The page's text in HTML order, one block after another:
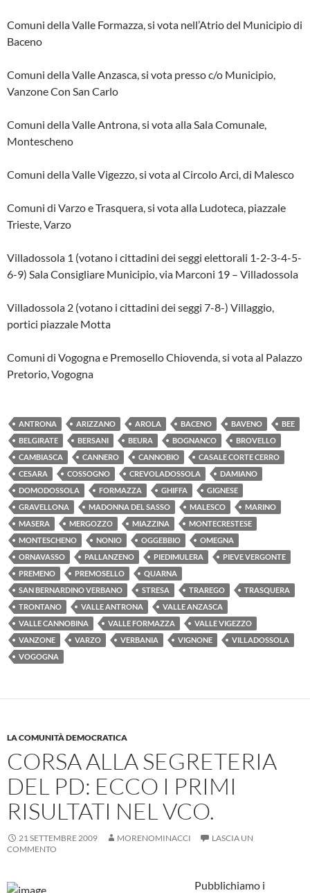
Comuni della Valle Formazza, si vota nell’Atrio del Municipio di
Baceno
Comuni della Valle Anzasca, si vota presso c/o Municipio,
Vanzone Con San Carlo
Comuni della Valle Antrona, si vota alla Sala Comunale,
Montescheno
Comuni della Valle Vigezzo, si vota al Circolo Arci, di Malesco
Comuni di Varzo e Trasquera, si vota alla Ludoteca, piazzale
Trieste, Varzo
Villadossola 1 (votano i cittadini dei seggi elettorali 1-2-3-4-5-
6-9) Sala Consigliare Municipio, via Marconi 19 – Villadossola
Villadossola 2 (votano i cittadini dei seggi 7-8-) Villaggio,
portici piazzale Motta
Comuni di Vogogna e Premosello Chiovenda, si vota al Palazzo
Pretorio, Vogogna
ANTRONA ARIZZANO AROLA BACENO BAVENO
BEE
BELGIRATE
BERSANI BEURA BOGNANCO
BROVELLO
CAMBIASCA
CANNERO CANNOBIO
CASALE CORTE CERRO
CESARA
COSSOGNO CREVOLADOSSOLA
DAMIANO
DOMODOSSOLA
FORMAZZA GHIFFA
GIGNESE
GRAVELLONA
MADONNA DEL SASSO MALESCO
MARINO
MASERA
MERGOZZO MIAZZINA
MONTECRESTESE
MONTESCHENO
NONIO OGGEBBIO
OMEGNA
ORNAVASSO
PALLANZENO PIEDIMULERA
PIEVE VERGONTE
PREMENO
PREMOSELLO
QUARNA
SAN BERNARDINO VERBANO
STRESA TRAREGO
TRASQUERA
TRONTANO
VALLE ANTRONA
VALLE ANZASCA
VALLE CANNOBINA
VALLE FORMAZZA
VALLE VIGEZZO
VANZONE
VARZO VERBANIA VIGNONE
VILLADOSSOLA
VOGOGNA
LA COMUNITÀ DEMOCRATICA
CORSA ALLA SEGRETERIA
DEL PD: ECCO I PRIMI
RISULTATI NEL VCO.
21 SETTEMBRE 2009 MORENOMINACCI
LASCIA UN
COMMENTO
Pubblichiamo i